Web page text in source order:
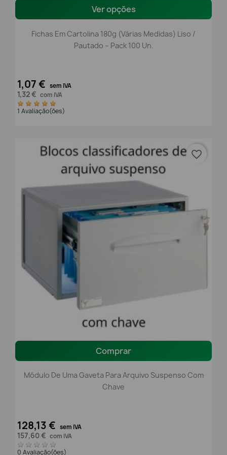
Ver opções
Fichas Em Cartolina 180g (Várias Medidas) Liso /
Pautado – Pack 100 Un.
1,07 € sem IVA
1,32 € com IVA
1 Avaliação(ões)
Comprar
Módulo De Uma Gaveta Para Arquivo Suspenso Com
Chave
128,13 € sem IVA
157,60 € com IVA
0 Avaliação(ões)
favorite_border